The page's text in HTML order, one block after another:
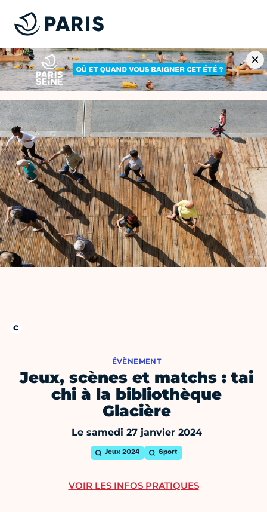
ÉVÈNEMENT
Jeux, scènes et matchs : tai
chi à la bibliothèque
Glacière
Le samedi 27 janvier 2024
Jeux 2024 Sport
VOIR LES INFOS PRATIQUES